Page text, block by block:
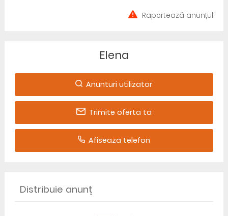
Raportează anunțul
Elena
Anunturi utilizator
Trimite oferta ta
Afiseaza telefon
Distribuie anunț